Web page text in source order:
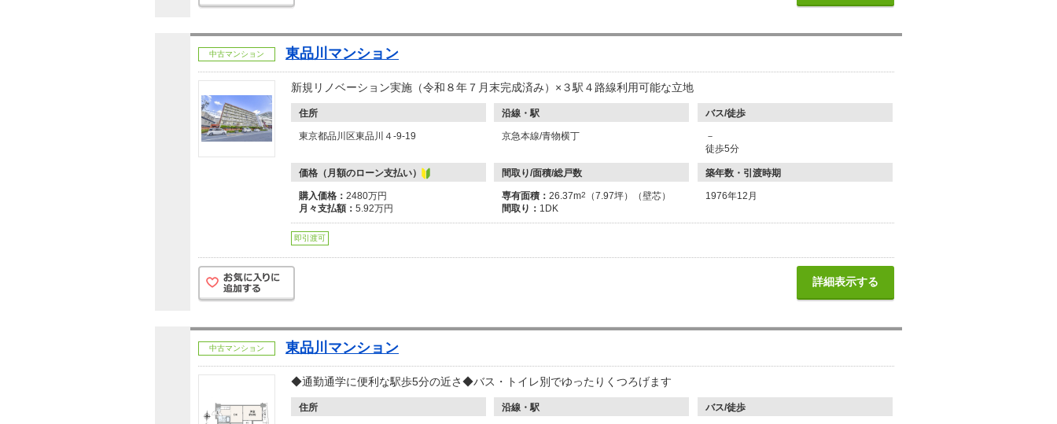
中古マンション 東品川マンション
新規リノベーション実施（令和８年７月末完成済み）×３駅４路線利用可能な立地
住所 沿線・駅 バス/徒歩
東京都品川区東品川４-9-19 京急本線/青物横丁
－
徒歩5分
価格（月額のローン支払い） 間取り/面積/総戸数 築年数・引渡時期
購入価格： 2480万円
月々支払額： 5.92万円
専有面積： 26.37m2
（7.97坪）（壁芯）
間取り： 1DK
1976年12月
即引渡可
詳細表示する
中古マンション 東品川マンション
◆通勤通学に便利な駅歩5分の近さ◆バス・トイレ別でゆったりくつろげます
住所 沿線・駅 バス/徒歩